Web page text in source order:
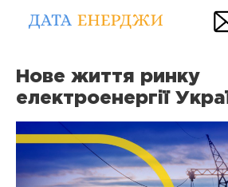
Нове життя ринку
електроенергії